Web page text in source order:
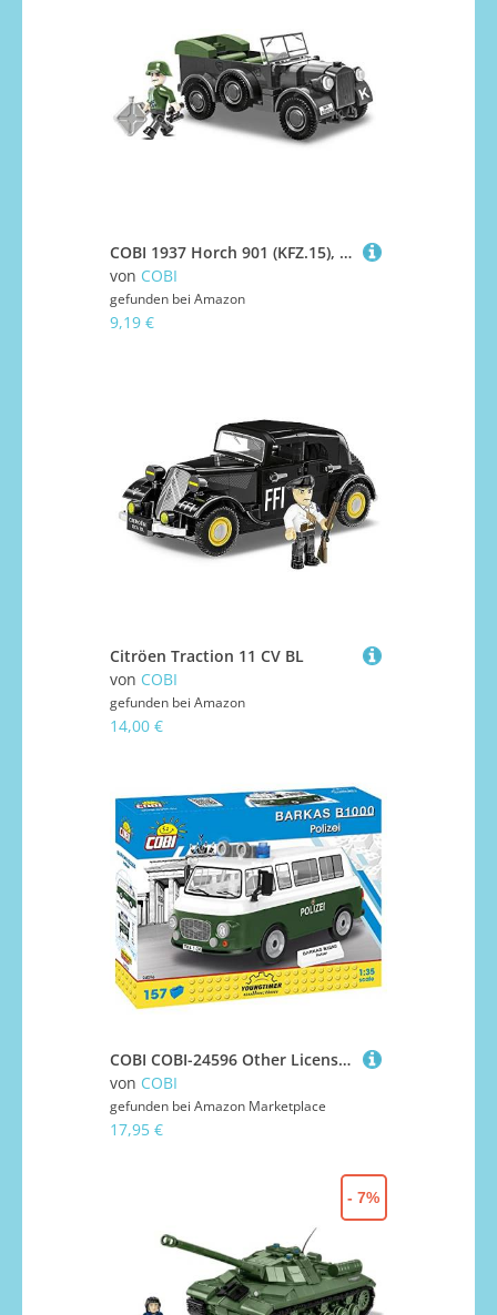
COBI 1937 Horch 901 (KFZ.15), Schwarz
von COBI
gefunden bei Amazon
9,19 €
Citröen Traction 11 CV BL
von COBI
gefunden bei Amazon
14,00 €
COBI COBI-24596 Other License Spielzeug, Multicoloured, Mittel
von COBI
gefunden bei Amazon Marketplace
17,95 €
- 7%